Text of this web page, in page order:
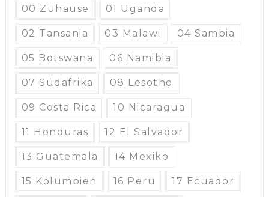
00 Zuhause 01 Uganda
02 Tansania 03 Malawi 04 Sambia
05 Botswana 06 Namibia
07 Südafrika 08 Lesotho
09 Costa Rica 10 Nicaragua
11 Honduras 12 El Salvador
13 Guatemala 14 Mexiko
15 Kolumbien 16 Peru 17 Ecuador